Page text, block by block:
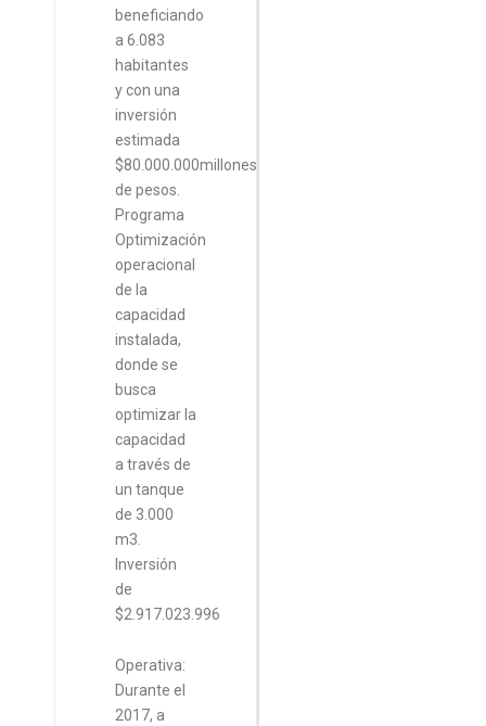
beneficiando
a 6.083
habitantes
y con una
inversión
estimada
$80.000.000millones
de pesos.
Programa
Optimización
operacional
de la
capacidad
instalada,
donde se
busca
optimizar la
capacidad
a través de
un tanque
de 3.000
m3.
Inversión
de
$2.917.023.996
Operativa:
Durante el
2017, a